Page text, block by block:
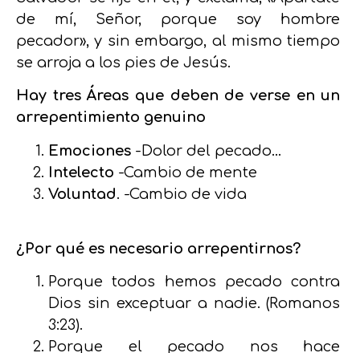
de mí, Señor, porque soy hombre
pecador», y sin embargo, al mismo tiempo
se arroja a los pies de Jesús.
Hay tres Áreas que deben de verse en un
arrepentimiento genuino
Emociones -Dolor del pecado…
Intelecto -Cambio de mente
Voluntad. -Cambio de vida
¿Por qué es necesario arrepentirnos?
Porque todos hemos pecado contra
Dios sin exceptuar a nadie. (Romanos
3:23).
Porque el pecado nos hace